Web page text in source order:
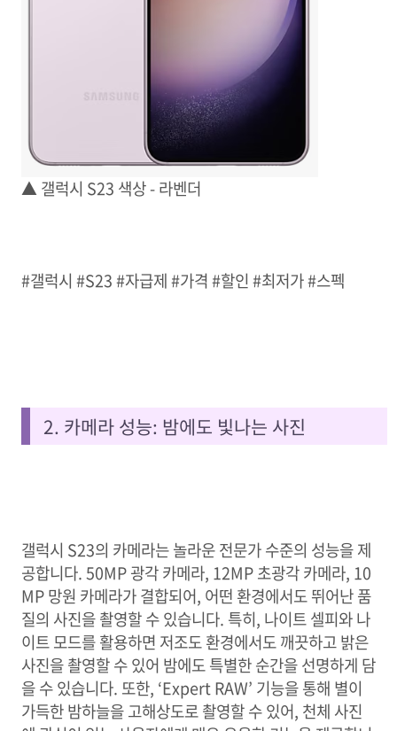
▲ 갤럭시 S23 색상 - 라벤더
#갤럭시 #S23 #자급제 #가격 #할인 #최저가 #스펙
2. 카메라 성능: 밤에도 빛나는 사진
갤럭시 S23의 카메라는 놀라운 전문가 수준의 성능을 제
공합니다. 50MP 광각 카메라, 12MP 초광각 카메라, 10
MP 망원 카메라가 결합되어, 어떤 환경에서도 뛰어난 품
질의 사진을 촬영할 수 있습니다. 특히, 나이트 셀피와 나
이트 모드를 활용하면 저조도 환경에서도 깨끗하고 밝은
사진을 촬영할 수 있어 밤에도 특별한 순간을 선명하게 담
을 수 있습니다. 또한, ‘Expert RAW’ 기능을 통해 별이
가득한 밤하늘을 고해상도로 촬영할 수 있어, 천체 사진